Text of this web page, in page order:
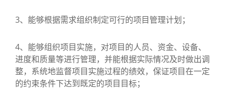
3、能够根据需求组织制定可行的项目管理计划；
4、能够组织项目实施，对项目的人员、资金、设备、
进度和质量等进行管理，并能根据实际情况及时做出调
整，系统地监督项目实施过程的绩效，保证项目在一定
的约束条件下达到既定的项目目标；